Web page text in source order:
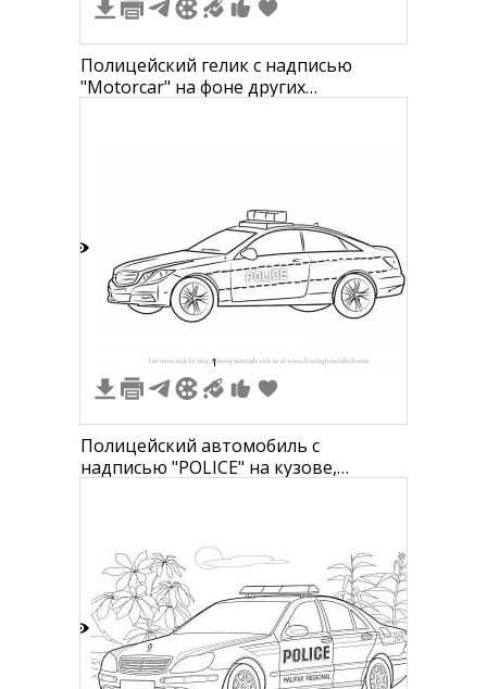
Полицейский гелик с надписью
"Motorcar" на фоне других
1
Полицейский автомобиль с
надписью "POLICE" на кузове,